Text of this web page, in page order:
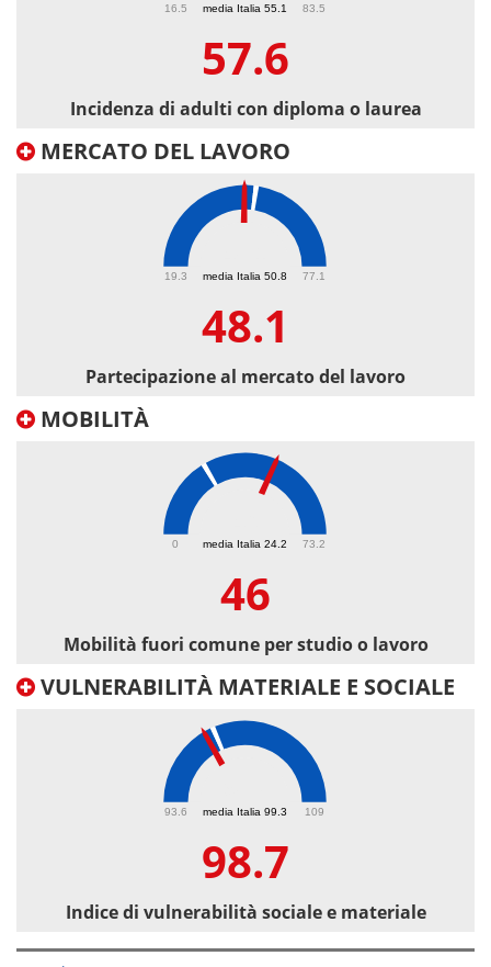
media Italia 55.1
16.5 83.5
57.6
Incidenza di adulti con diploma o laurea
MERCATO DEL LAVORO
media Italia 50.8
19.3 77.1
48.1
Partecipazione al mercato del lavoro
MOBILITÀ
media Italia 24.2
0 73.2
46
Mobilità fuori comune per studio o lavoro
VULNERABILITÀ MATERIALE E SOCIALE
media Italia 99.3
93.6 109
98.7
Indice di vulnerabilità sociale e materiale